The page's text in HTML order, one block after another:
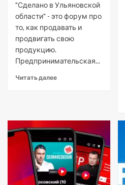
"Сделано в Ульяновской
области" - это форум про
то, как продавать и
продвигать свою
продукцию.
Предпринимательская...
Читать далее